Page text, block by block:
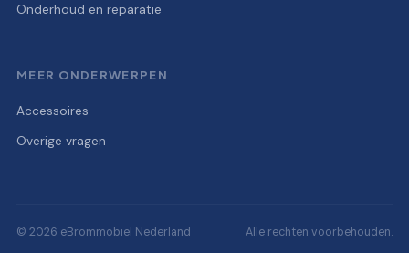
Onderhoud en reparatie
MEER ONDERWERPEN
Accessoires
Overige vragen
© 2026 eBrommobiel Nederland Alle rechten voorbehouden.